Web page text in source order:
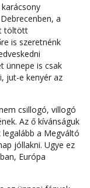
a
töltött
is szeretnénk
ünnepe is csak
jut-e kenyér az
csillogó, villogó
Az ő kívánságuk
a Megváltó
jóllakni. Ugye ez
Európa